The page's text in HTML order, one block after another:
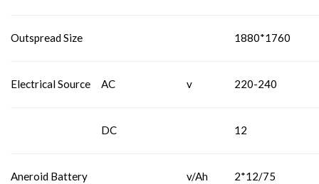
Outspread Size 1880*1760
Electrical Source AC v 220-240
DC 12
Aneroid Battery v/Ah 2*12/75